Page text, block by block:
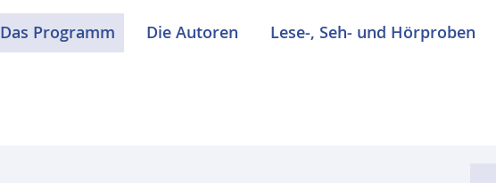
Das Programm Die Autoren Lese-, Seh- und Hörproben